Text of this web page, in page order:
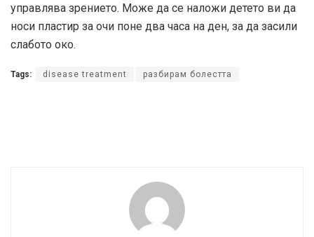
управлява зрението. Може да се наложи детето ви да
носи пластир за очи поне два часа на ден, за да засили
слабото око.
Tags: disease treatment разбирам болестта